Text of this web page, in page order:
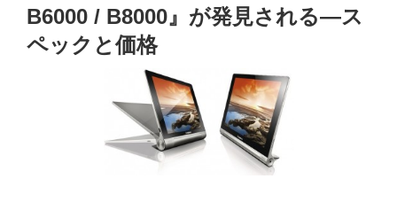
B6000 / B8000』が発見される―ス
ペックと価格